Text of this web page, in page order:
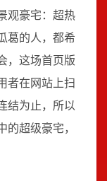
观豪宅：超热
葛的人，都希
，这场首页版
者在网站上扫
结为止，所以
超级豪宅，